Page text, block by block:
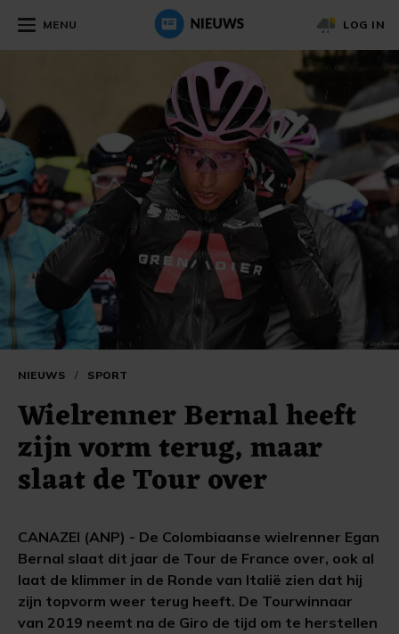
MENU LOG IN
NIEUWS / SPORT
Wielrenner Bernal heeft
zijn vorm terug, maar
slaat de Tour over
CANAZEI (ANP) - De Colombiaanse wielrenner Egan
Bernal slaat dit jaar de Tour de France over, ook al
laat de klimmer in de Ronde van Italië zien dat hij
zijn topvorm weer terug heeft. De Tourwinnaar
van 2019 neemt na de Giro de tijd om te herstellen